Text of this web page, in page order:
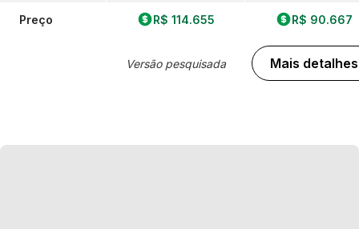
Preço R$ 114.655
Versão pesquisada
R$ 90.667
Mais detalhes